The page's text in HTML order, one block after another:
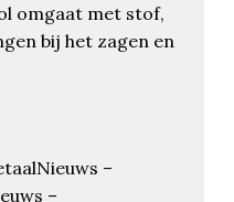
omgaat met stof,
bij het zagen en
–
–